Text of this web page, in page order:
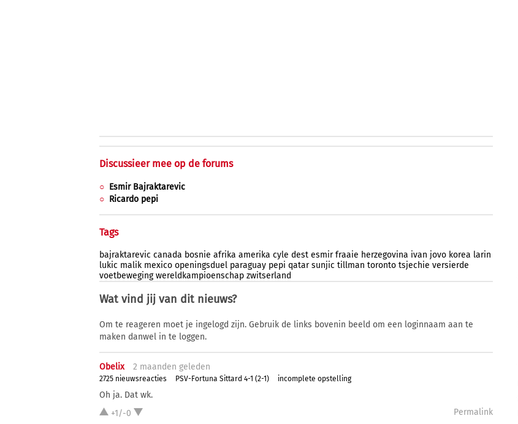
Discussieer mee op de forums
Esmir Bajraktarevic
Ricardo pepi
Tags
bajraktarevic canada bosnie afrika amerika cyle dest esmir fraaie herzegovina ivan jovo korea larin
lukic malik mexico openingsduel paraguay pepi qatar sunjic tillman toronto tsjechie versierde
voetbeweging wereldkampioenschap zwitserland
Wat vind jij van dit nieuws?
Om te reageren moet je ingelogd zijn. Gebruik de links bovenin beeld om een loginnaam aan te
maken danwel in te loggen.
Obelix 2 maanden geleden
2725 nieuwsreacties PSV-Fortuna Sittard 4-1 (2-1) incomplete opstelling
Oh ja. Dat wk.
+1/-0
Permalink